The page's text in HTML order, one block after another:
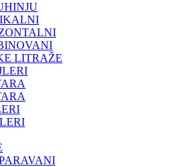
LITRAŽE